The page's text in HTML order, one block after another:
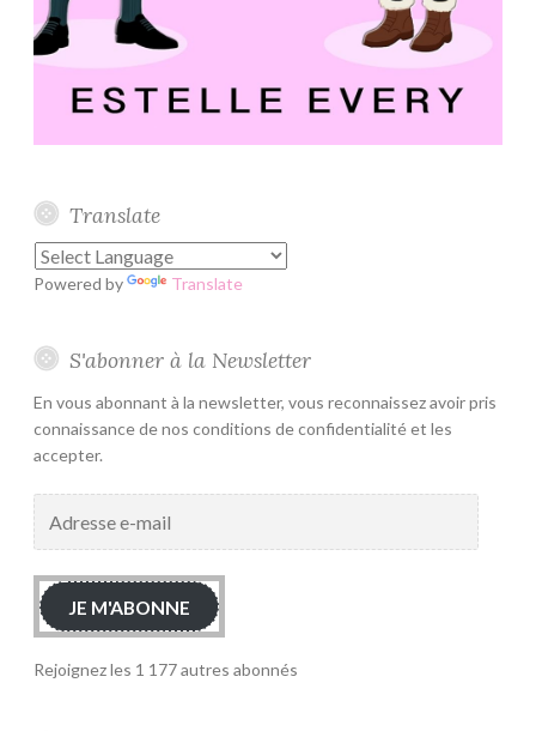
Translate
Powered by Translate
S'abonner à la Newsletter
En vous abonnant à la newsletter, vous reconnaissez avoir pris
connaissance de nos conditions de confidentialité et les
accepter.
JE M'ABONNE
Rejoignez les 1 177 autres abonnés